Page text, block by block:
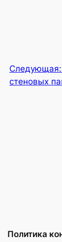
Следующая:
стеновых
Политика